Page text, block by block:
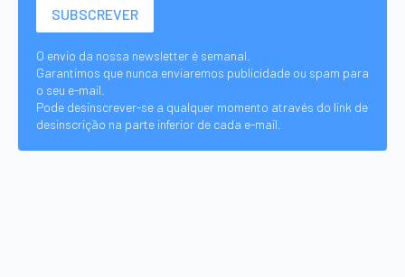
O envio da nossa newsletter é semanal.
Garantimos que nunca enviaremos publicidade ou spam para
o seu e-mail.
Pode desinscrever-se a qualquer momento através do link de
desinscrição na parte inferior de cada e-mail.